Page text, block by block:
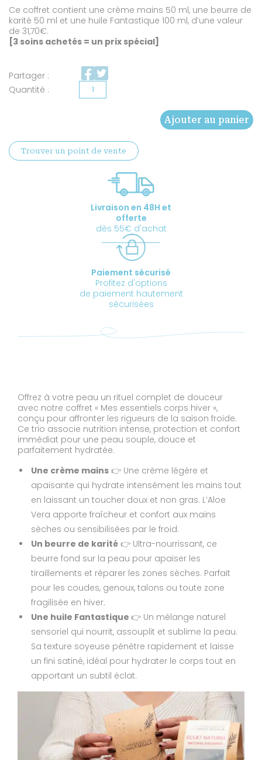
Ce coffret contient une crème mains 50 ml, une beurre de
karité 50 ml et une huile Fantastique 100 ml, d’une valeur
de 31,70€.
[3 soins achetés = un prix spécial]
Partager :
quantité
"Mes
essentiels
Ajouter au panier
Trouver un point de vente
Livraison en 48H et
offerte
dès 55€ d'achat
Paiement sécurisé
Profitez d'options
de paiement hautement
sécurisées
Offrez à votre peau un rituel complet de douceur
avec notre coffret « Mes essentiels corps hiver »,
conçu pour affronter les rigueurs de la saison froide.
Ce trio associe nutrition intense, protection et confort
immédiat pour une peau souple, douce et
parfaitement hydratée.
Une crème mains 👉 Une crème légère et
apaisante qui hydrate intensément les mains tout
en laissant un toucher doux et non gras. L’Aloe
Vera apporte fraîcheur et confort aux mains
sèches ou sensibilisées par le froid.
Un beurre de karité 👉 Ultra-nourrissant, ce
beurre fond sur la peau pour apaiser les
tiraillements et réparer les zones sèches. Parfait
pour les coudes, genoux, talons ou toute zone
fragilisée en hiver.
Une huile Fantastique 👉 Un mélange naturel
sensoriel qui nourrit, assouplit et sublime la peau.
Sa texture soyeuse pénètre rapidement et laisse
un fini satiné, idéal pour hydrater le corps tout en
apportant un subtil éclat.